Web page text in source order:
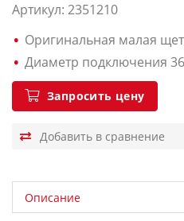
Артикул: 2351210
Оригинальная малая
Диаметр подключения
Запросить цену
Описание